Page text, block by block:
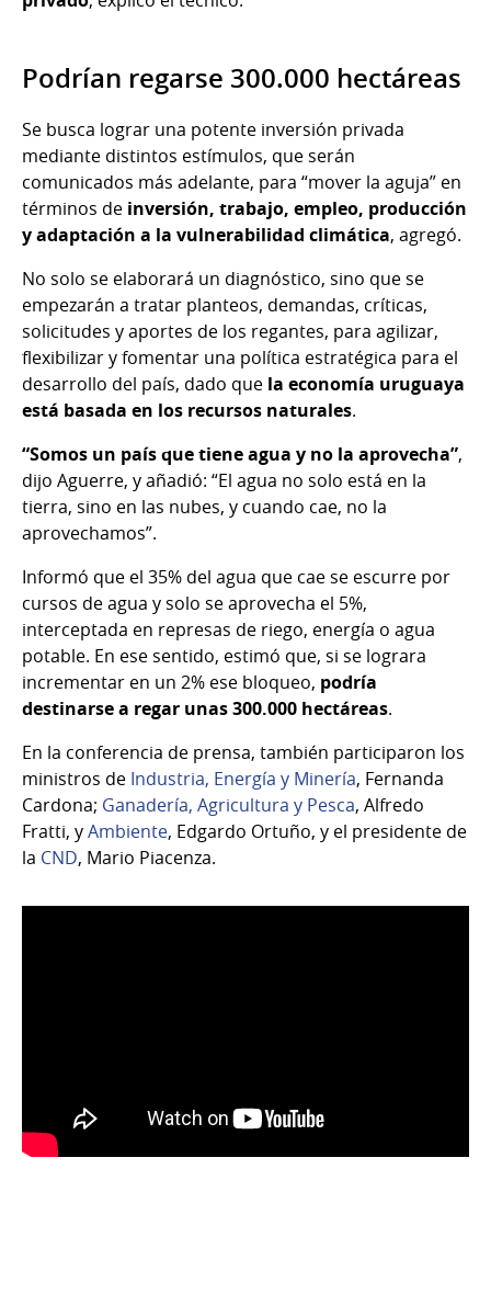
Podrían regarse 300.000 hectáreas
Se busca lograr una potente inversión privada
mediante distintos estímulos, que serán
comunicados más adelante, para “mover la aguja” en
términos de inversión, trabajo, empleo, producción
y adaptación a la vulnerabilidad climática, agregó.
No solo se elaborará un diagnóstico, sino que se
empezarán a tratar planteos, demandas, críticas,
solicitudes y aportes de los regantes, para agilizar,
flexibilizar y fomentar una política estratégica para el
desarrollo del país, dado que la economía uruguaya
está basada en los recursos naturales.
“Somos un país que tiene agua y no la aprovecha”,
dijo Aguerre, y añadió: “El agua no solo está en la
tierra, sino en las nubes, y cuando cae, no la
aprovechamos”.
Informó que el 35% del agua que cae se escurre por
cursos de agua y solo se aprovecha el 5%,
interceptada en represas de riego, energía o agua
potable. En ese sentido, estimó que, si se lograra
incrementar en un 2% ese bloqueo, podría
destinarse a regar unas 300.000 hectáreas.
En la conferencia de prensa, también participaron los
ministros de Industria, Energía y Minería, Fernanda
Cardona; Ganadería, Agricultura y Pesca, Alfredo
Fratti, yAmbiente, Edgardo Ortuño, y el presidente de
la CND, Mario Piacenza.